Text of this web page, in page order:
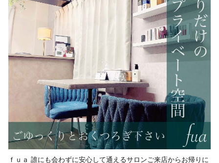
ｆｕａ 誰にも会わずに安心して通えるサロン⁡ご来店からお帰りに